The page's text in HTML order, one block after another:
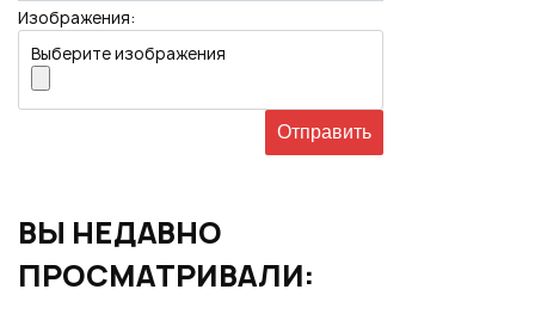
Изображения:
Выберите изображения
ВЫ НЕДАВНО
ПРОСМАТРИВАЛИ: